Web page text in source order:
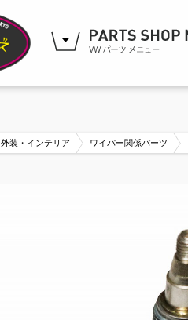
外装・インテリア ワイパー関係パーツ